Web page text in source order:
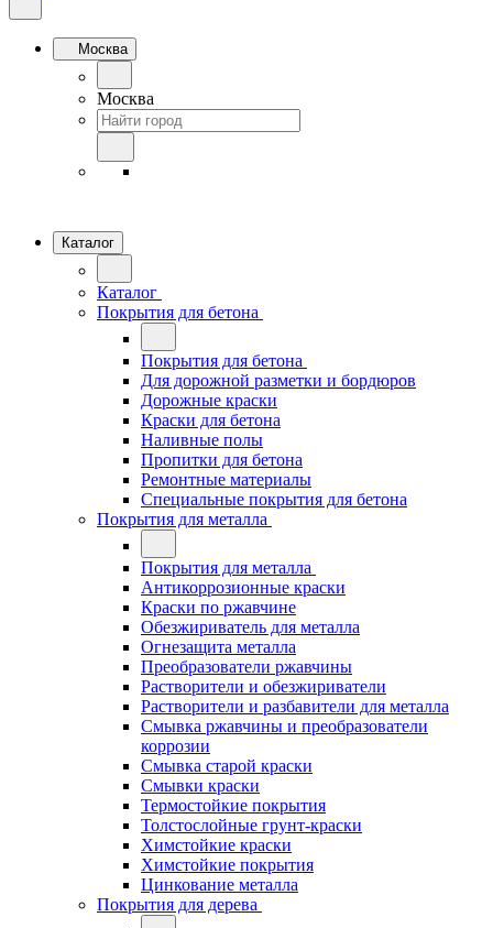
Москва
Москва
Каталог
Каталог
Покрытия для бетона
Покрытия для бетона
Для дорожной разметки и бордюров
Дорожные краски
Краски для бетона
Наливные полы
Пропитки для бетона
Ремонтные материалы
Специальные покрытия для бетона
Покрытия для металла
Покрытия для металла
Антикоррозионные краски
Краски по ржавчине
Обезжириватель для металла
Огнезащита металла
Преобразователи ржавчины
Растворители и обезжириватели
Растворители и разбавители для металла
Смывка ржавчины и преобразователи
коррозии
Смывка старой краски
Смывки краски
Термостойкие покрытия
Толстослойные грунт-краски
Химстойкие краски
Химстойкие покрытия
Цинкование металла
Покрытия для дерева